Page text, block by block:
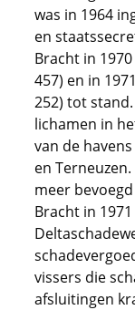
was in 1964
en
Bracht in
457) en in
252) tot
lichamen in
van de
en
meer
Bracht in
vissers die
afsluitingen